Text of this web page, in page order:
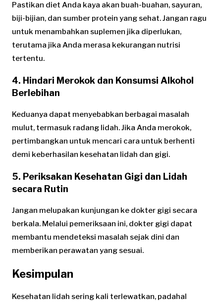
Pastikan diet Anda kaya akan buah-buahan, sayuran,
biji-bijian, dan sumber protein yang sehat. Jangan ragu
untuk menambahkan suplemen jika diperlukan,
terutama jika Anda merasa kekurangan nutrisi
tertentu.
4. Hindari Merokok dan Konsumsi Alkohol
Berlebihan
Keduanya dapat menyebabkan berbagai masalah
mulut, termasuk radang lidah. Jika Anda merokok,
pertimbangkan untuk mencari cara untuk berhenti
demi keberhasilan kesehatan lidah dan gigi.
5. Periksakan Kesehatan Gigi dan Lidah
secara Rutin
Jangan melupakan kunjungan ke dokter gigi secara
berkala. Melalui pemeriksaan ini, dokter gigi dapat
membantu mendeteksi masalah sejak dini dan
memberikan perawatan yang sesuai.
Kesimpulan
Kesehatan lidah sering kali terlewatkan, padahal